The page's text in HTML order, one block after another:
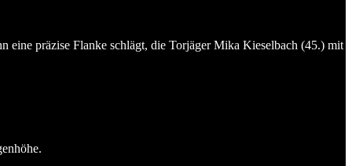
eine präzise Flanke schlägt, die Torjäger Mika Kieselbach (45.) mit